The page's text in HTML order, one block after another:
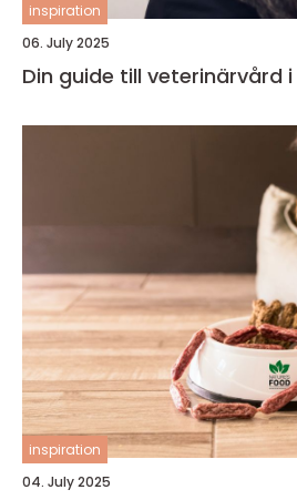
inspiration
06. July 2025
Din guide till veterinärvård
inspiration
04. July 2025